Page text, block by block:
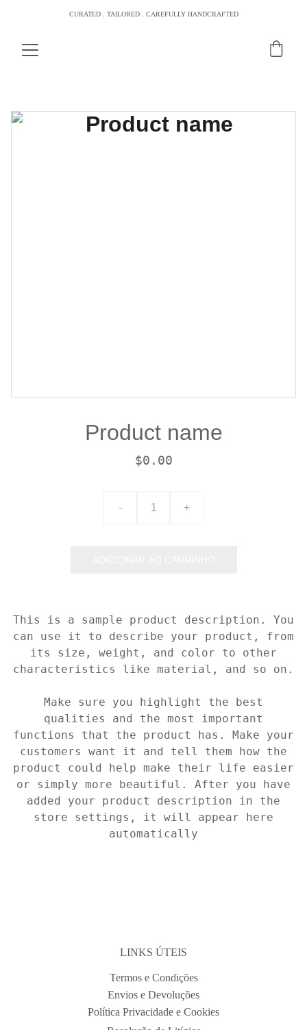
CURATED . TAILORED . CAREFULLY HANDCRAFTED
Product name
$0.00
- +
This is a sample product description. You
can use it to describe your product, from
its size, weight, and color to other
characteristics like material, and so on.
Make sure you highlight the best
qualities and the most important
functions that the product has. Make your
customers want it and tell them how the
product could help make their life easier
or simply more beautiful. After you have
added your product description in the
store settings, it will appear here
automatically
LINKS ÚTEIS
Termos e Condições
Envios e Devoluções
Política Privacidade e Cookies